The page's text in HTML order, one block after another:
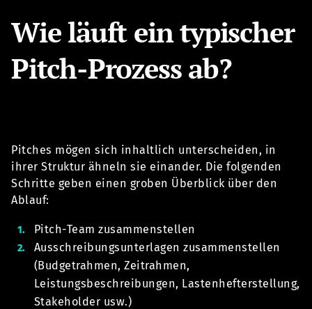
Wie läuft ein typischer
Pitch-Prozess ab?
Pitches mögen sich inhaltlich unterscheiden, in
ihrer Struktur ähneln sie einander. Die folgenden
Schritte geben einen groben Überblick über den
Ablauf:
Pitch-Team zusammenstellen
Ausschreibungsunterlagen zusammenstellen
(Budgetrahmen, Zeitrahmen,
Leistungsbeschreibungen, Lastenhefterstellung,
Stakeholder usw.)